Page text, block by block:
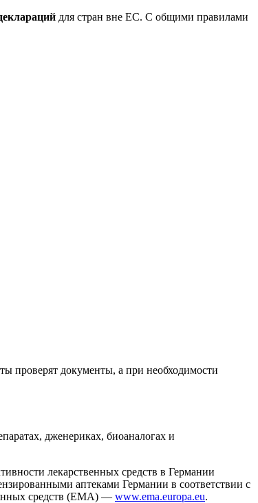
для стран вне ЕС. С общими правилами
проверят документы, а при необходимости
дженериках, биоаналогах и
лекарственных средств в Германии
аптеками Германии в соответствии с
средств (EMA) — www.ema.europa.eu.